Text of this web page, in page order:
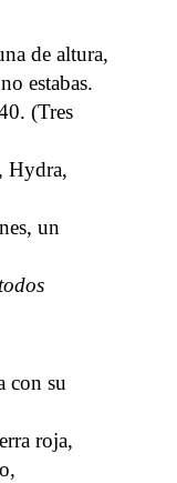
de altura,
estabas.
(Tres
Hydra,
un
con su
roja,